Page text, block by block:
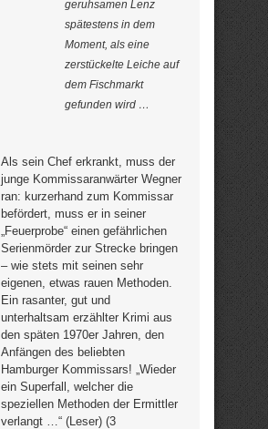
geruhsamen Lenz
spätestens in dem
Moment, als eine
zerstückelte Leiche auf
dem Fischmarkt
gefunden wird …
Als sein Chef erkrankt, muss der
junge Kommissaranwärter Wegner
ran: kurzerhand zum Kommissar
befördert, muss er in seiner
„Feuerprobe“ einen gefährlichen
Serienmörder zur Strecke bringen
– wie stets mit seinen sehr
eigenen, etwas rauen Methoden.
Ein rasanter, gut und
unterhaltsam erzählter Krimi aus
den späten 1970er Jahren, den
Anfängen des beliebten
Hamburger Kommissars! „Wieder
ein Superfall, welcher die
speziellen Methoden der Ermittler
verlangt …“ (Leser) (3